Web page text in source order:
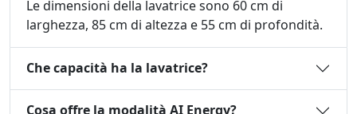
Le dimensioni della lavatrice sono 60 cm di
larghezza, 85 cm di altezza e 55 cm di profondità.
Che capacità ha la lavatrice?
Cosa offre la modalità AI Energy?